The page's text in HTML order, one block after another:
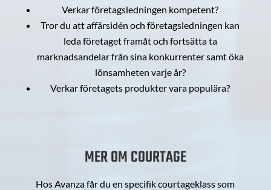
Verkar företagsledningen kompetent?
Tror du att affärsidén och företagsledningen kan
leda företaget framåt och fortsätta ta
marknadsandelar från sina konkurrenter samt öka
lönsamheten varje år?
Verkar företagets produkter vara populära?
MER OM COURTAGE
Hos Avanza får du en specifik courtageklass som